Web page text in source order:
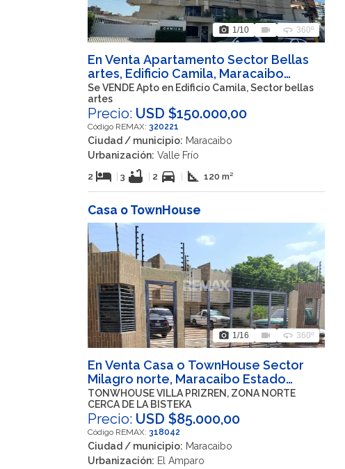
photo_camera 1/10 videocam 360 360º
En Venta Apartamento Sector Bellas
artes, Edificio Camila, Maracaibo
Estado Zulia
Se VENDE Apto en Edificio Camila, Sector bellas
artes
Precio: USD $150.000,00
Código REMAX: 320221
Ciudad / municipio: Maracaibo
Urbanización: Valle Frío
2 hotel | 3 bathtub | 2 directions_car | square_foot 120 m²
Casa o TownHouse
photo_camera 1/16 videocam 360 360º
En Venta Casa o TownHouse Sector
Milagro norte, Maracaibo Estado
Zulia
TONWHOUSE VILLA PRIZREN, ZONA NORTE
CERCA DE LA BISTEKA
Precio: USD $85.000,00
Código REMAX: 318042
Ciudad / municipio: Maracaibo
Urbanización: El Amparo